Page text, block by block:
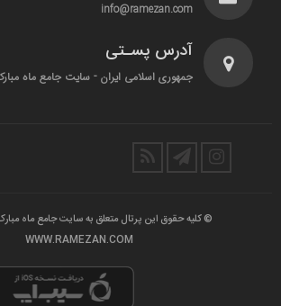
info@ramezan.com
آدرس پسـتی
جمهوری اسلامی ایران - سایت جامع ماه
© کلیه حقوق این پرتال متعلق به سایت جامع ماه
WWW.RAMEZAN.COM